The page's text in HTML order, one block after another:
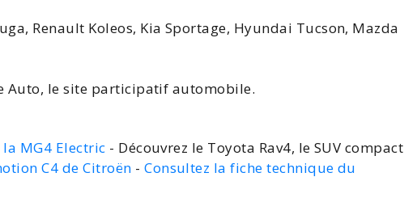
Renault Koleos, Kia Sportage, Hyundai Tucson, Mazda
Auto, le site participatif automobile.
MG4 Electric - Découvrez le Toyota Rav4, le SUV compact
C4 de Citroën -Consultez la fiche technique du